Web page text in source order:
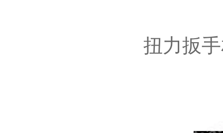
扭力扳